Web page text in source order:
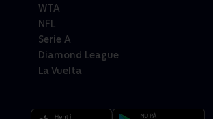
WTA
NFL
Serie A
Diamond League
La Vuelta